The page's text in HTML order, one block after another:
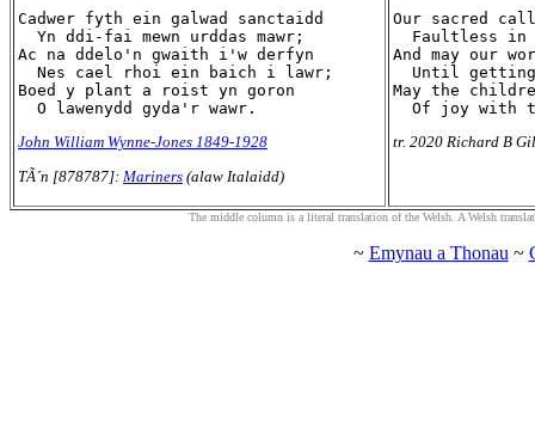
Cadwer fyth ein galwad sanctaidd
  Yn ddi-fai mewn urddas mawr;
Ac na ddelo'n gwaith i'w derfyn
  Nes cael rhoi ein baich i lawr;
Boed y plant a roist yn goron
John William Wynne-Jones 1849-1928
TÃ´n [878787]: Mariners (alaw Italaidd)
Our sacred
Faultless in
And may our
Until
May the
tr. 2020 Richard B
The middle column is a literal translation of the Welsh. A Welsh
~ Emynau a Thonau ~